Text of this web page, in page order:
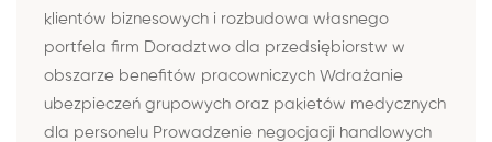
klientów biznesowych i rozbudowa własnego
portfela firm Doradztwo dla przedsiębiorstw w
obszarze benefitów pracowniczych Wdrażanie
ubezpieczeń grupowych oraz pakietów medycznych
dla personelu Prowadzenie negocjacji handlowych